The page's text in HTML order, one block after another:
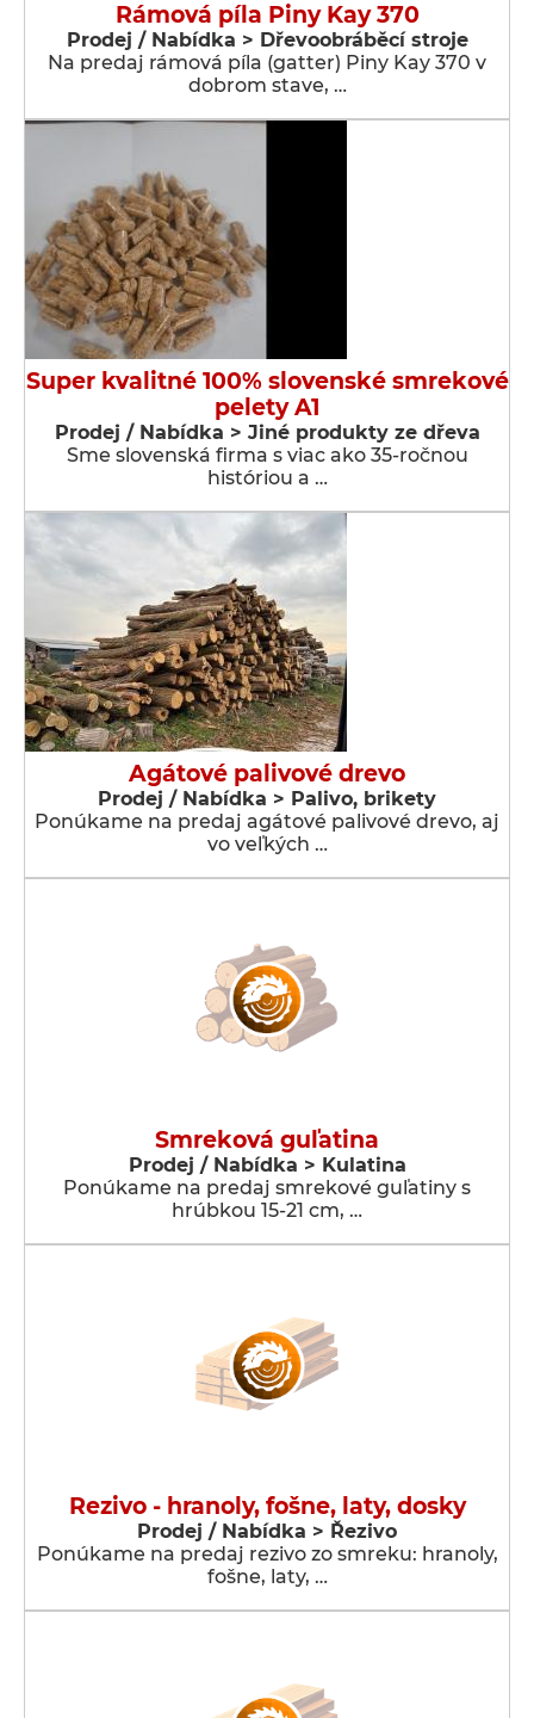
Rámová píla Piny Kay 370
Prodej / Nabídka > Dřevoobráběcí stroje
Na predaj rámová píla (gatter) Piny Kay 370 v
dobrom stave, …
Super kvalitné 100% slovenské smrekové
pelety A1
Prodej / Nabídka > Jiné produkty ze dřeva
Sme slovenská firma s viac ako 35-ročnou
históriou a …
Agátové palivové drevo
Prodej / Nabídka > Palivo, brikety
Ponúkame na predaj agátové palivové drevo, aj
vo veľkých …
Smreková guľatina
Prodej / Nabídka > Kulatina
Ponúkame na predaj smrekové guľatiny s
hrúbkou 15-21 cm, …
Rezivo - hranoly, fošne, laty, dosky
Prodej / Nabídka > Řezivo
Ponúkame na predaj rezivo zo smreku: hranoly,
fošne, laty, …